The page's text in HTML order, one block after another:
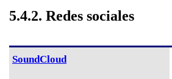
5.4.2. Redes sociales
SoundCloud